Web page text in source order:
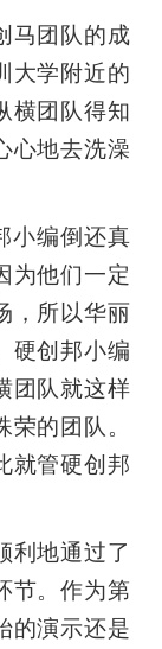
马团队的成
大学附近的
横团队得知
心地去洗澡
小编倒还真
为他们一定
，所以华丽
硬创邦小编
团队就这样
的团队。
就管硬创邦
利地通过了
节。作为第
的演示还是